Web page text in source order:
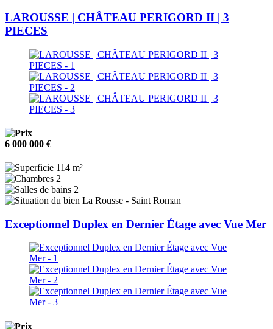
LAROUSSE | CHÂTEAU PERIGORD II | 3
PIECES
6 000 000 €
114 m²
2
2
La Rousse - Saint Roman
Exceptionnel Duplex en Dernier Étage avec Vue Mer